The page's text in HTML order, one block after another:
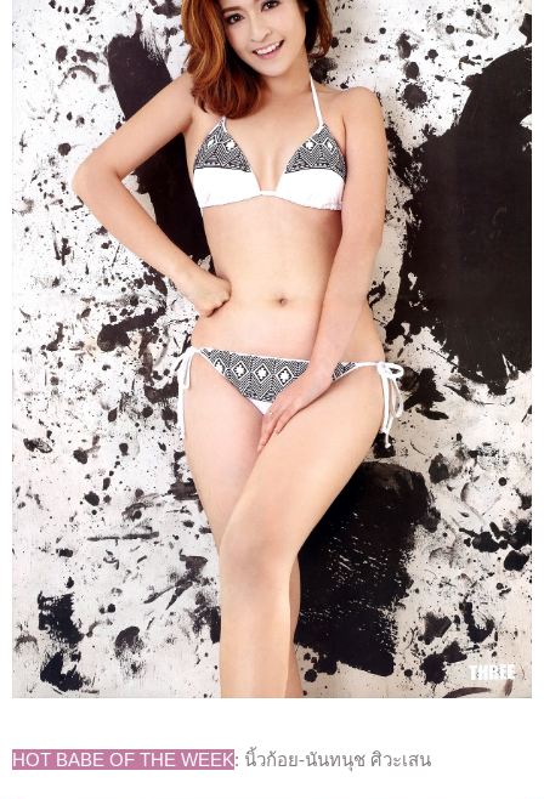
HOT BABE OF THE WEEK: นิ้วก้อย-นันทนุช ศิวะเสน